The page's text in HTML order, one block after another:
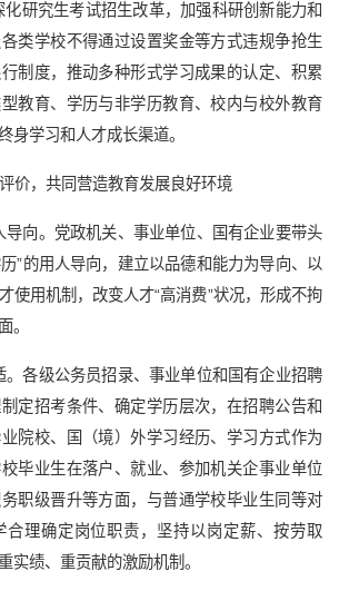
化研究生考试招生改革，加强科研创新能力和
类学校不得通过设置奖金等方式违规争抢生
制度，推动多种形式学习成果的认定、积累
教育、学历与非学历教育、校内与校外教育
身学习和人才成长渠道。
价，共同营造教育发展良好环境
导向。党政机关、事业单位、国有企业要带头
”的用人导向，建立以品德和能力为导向、以
使用机制，改变人才“高消费”状况，形成不拘
。
。各级公务员招录、事业单位和国有企业招聘
定招考条件、确定学历层次，在招聘公告和
院校、国（境）外学习经历、学习方式作为
毕业生在落户、就业、参加机关企事业单位
职级晋升等方面，与普通学校毕业生同等对
合理确定岗位职责，坚持以岗定薪、按劳取
实绩、重贡献的激励机制。